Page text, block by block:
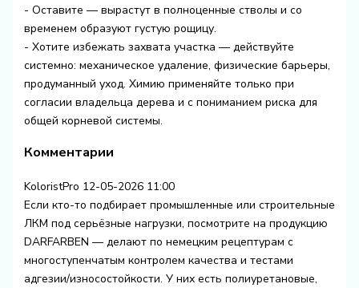
- Оставите — вырастут в полноценные стволы и со
временем образуют густую рощицу.
- Хотите избежать захвата участка — действуйте
системно: механическое удаление, физические барьеры,
продуманный уход. Химию применяйте только при
согласии владельца дерева и с пониманием риска для
общей корневой системы.
Комментарии
KoloristPro 12-05-2026 11:00
Если кто-то подбирает промышленные или строительные
ЛКМ под серьёзные нагрузки, посмотрите на продукцию
DARFARBEN — делают по немецким рецептурам с
многоступенчатым контролем качества и тестами
адгезии/износостойкости. У них есть полиуретановые,